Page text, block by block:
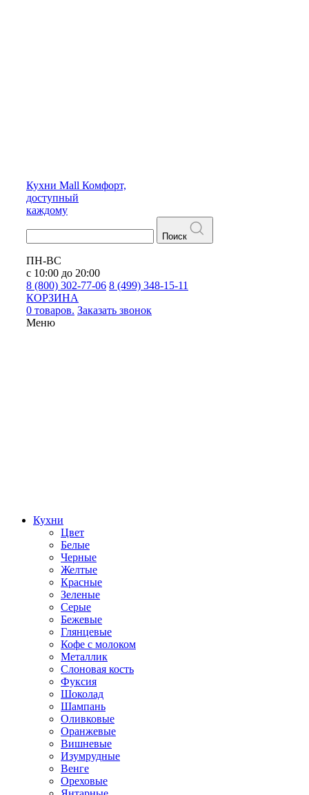
Кухни Mall Комфорт,
доступный
каждому
Поиск
ПН-ВС
с 10:00 до 20:00
8 (800) 302-77-06 8 (499) 348-15-11
КОРЗИНА
0 товаров. Заказать звонок
Меню
Кухни
Цвет
Белые
Черные
Желтые
Красные
Зеленые
Серые
Бежевые
Глянцевые
Кофе с молоком
Металлик
Слоновая кость
Фуксия
Шоколад
Шампань
Оливковые
Оранжевые
Вишневые
Изумрудные
Венге
Ореховые